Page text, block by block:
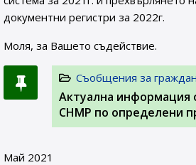
документни регистри за 2022г.
Моля, за Вашето съдействие.
Съобщения за
Актуална информация
CHMP по определени
Май 2021